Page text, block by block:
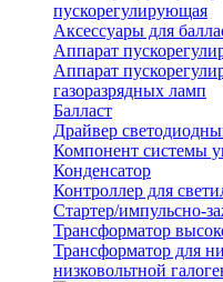
пускорегулирующая
Аксессуары для
Аппарат
Аппарат
газоразрядных ламп
Балласт
Драйвер
Компонент системы
Конденсатор
Контроллер для
Стартер/импульсно-
Трансформатор
Трансформатор для
низковольтной